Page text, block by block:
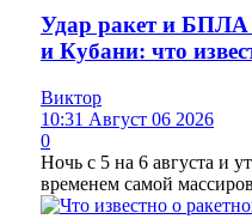
Удар ракет и БПЛА
и Кубани: что
Виктор
10:31 Август 06 2026
0
Ночь с 5 на 6 августа и
временем самой